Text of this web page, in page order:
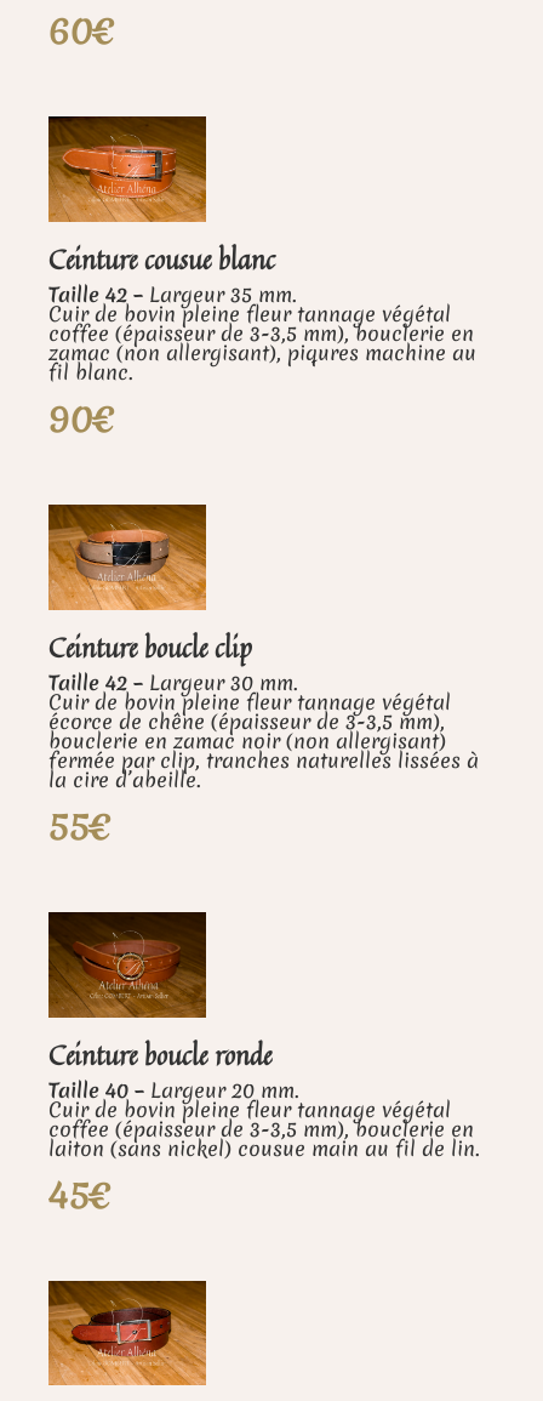
60€
Ceinture cousue blanc
Taille 42 – Largeur 35 mm.
Cuir de bovin pleine fleur tannage végétal
coffee (épaisseur de 3-3,5 mm), bouclerie en
zamac (non allergisant), piqures machine au
fil blanc.
90€
Ceinture boucle clip
Taille 42 – Largeur 30 mm.
Cuir de bovin pleine fleur tannage végétal
écorce de chêne (épaisseur de 3-3,5 mm),
bouclerie en zamac noir (non allergisant)
fermée par clip, tranches naturelles lissées à
la cire d’abeille.
55€
Ceinture boucle ronde
Taille 40 – Largeur 20 mm.
Cuir de bovin pleine fleur tannage végétal
coffee (épaisseur de 3-3,5 mm), bouclerie en
laiton (sans nickel) cousue main au fil de lin.
45€